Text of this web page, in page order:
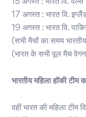
15 अगस्त : भारत वि.
17 अगस्त : भारत वि.
19 अगस्त : भारत वि.
(सभी मैचों का समय
(भारत के सभी पूल मैच
भारतीय महिला हॉकी टीम
वहीं भारत की महिला